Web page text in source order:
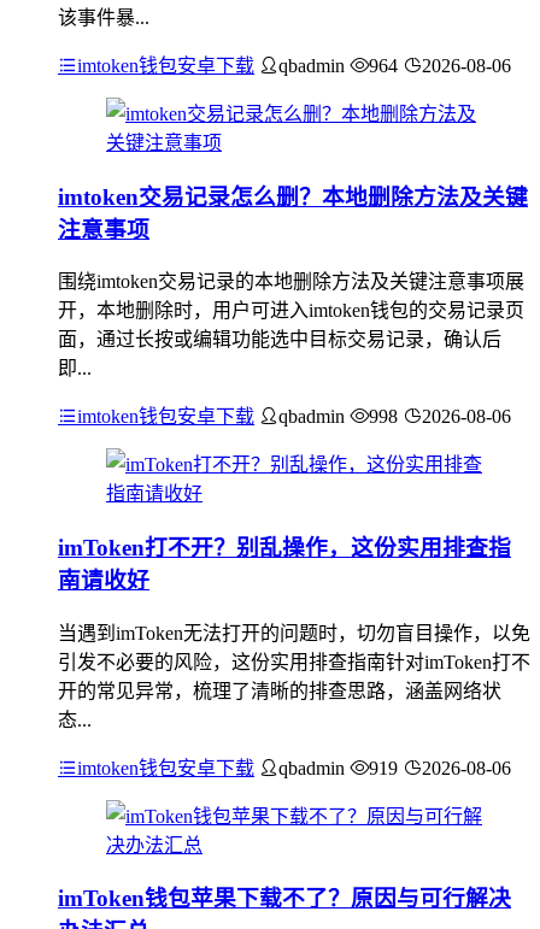
该事件暴...
imtoken钱包安卓下载 qbadmin 964 2026-08-06
imtoken交易记录怎么删？本地删除方法及关键
注意事项
围绕imtoken交易记录的本地删除方法及关键注意事项展
开，本地删除时，用户可进入imtoken钱包的交易记录页
面，通过长按或编辑功能选中目标交易记录，确认后
即...
imtoken钱包安卓下载 qbadmin 998 2026-08-06
imToken打不开？别乱操作，这份实用排查指
南请收好
当遇到imToken无法打开的问题时，切勿盲目操作，以免
引发不必要的风险，这份实用排查指南针对imToken打不
开的常见异常，梳理了清晰的排查思路，涵盖网络状
态...
imtoken钱包安卓下载 qbadmin 919 2026-08-06
imToken钱包苹果下载不了？原因与可行解决